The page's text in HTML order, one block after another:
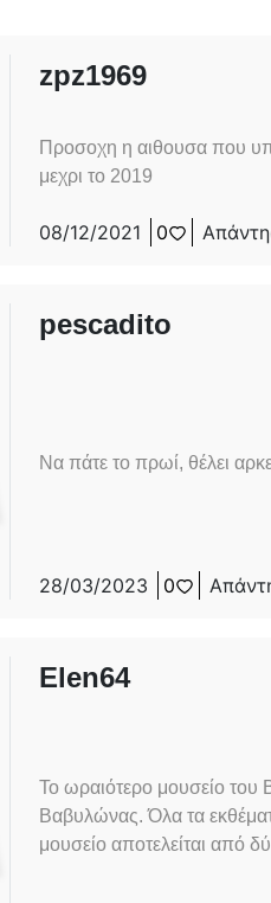
zpz1969
Προσοχη η αιθουσα που
μεχρι το 2019
08/12/2021 0
pescadito
Να πάτε το πρωί, θέλει
28/03/2023 0
Elen64
Το ωραιότερο μουσείο του
Βαβυλώνας. Όλα τα
μουσείο αποτελείται από